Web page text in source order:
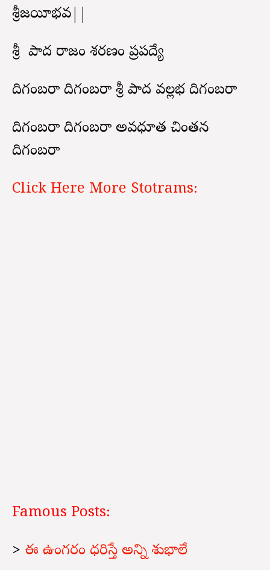
శ్రీవిజయీభవ||
శ్రీ పాద రాజం శరణం ప్రపద్యే
దిగంబరా దిగంబరా శ్రీ పాద వల్లభ దిగంబరా
దిగంబరా దిగంబరా అవధూత చింతన
దిగంబరా
Click Here More Stotrams:
Famous Posts:
> ఈ ఉంగరం ధరిస్తే అన్ని శుభాలే